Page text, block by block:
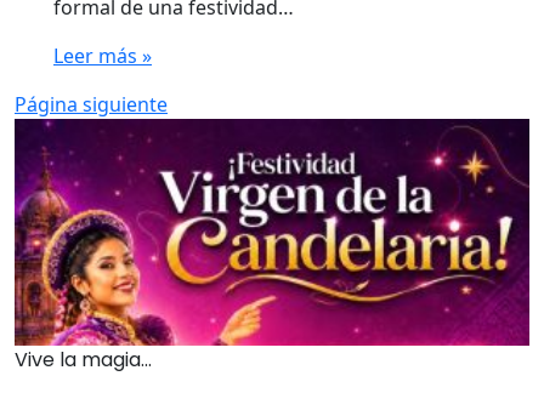
formal de una festividad…
Leer más »
Página siguiente
Vive la magia...